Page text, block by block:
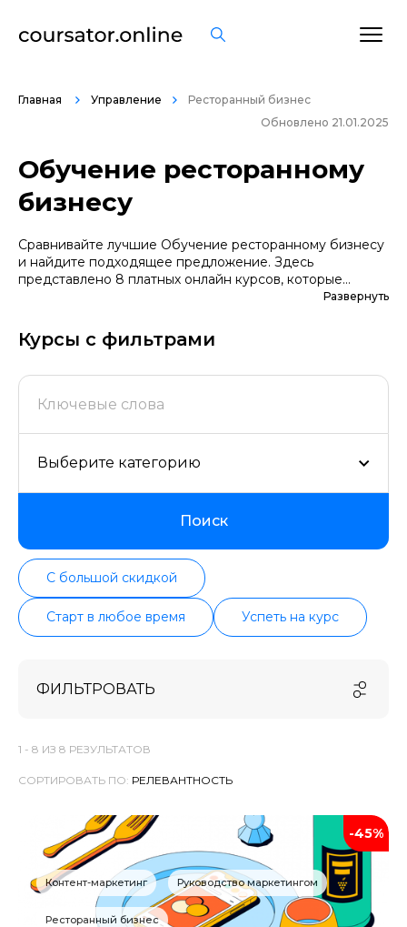
Главная Управление
Ресторанный бизнес
Обновлено 21.01.2025
Обучение ресторанному
бизнесу
Сравнивайте лучшие Обучение ресторанному бизнесу
и найдите подходящее предложение. Здесь
представлено 8 платных онлайн курсов, которые
помогут вам стать грамотными специалистами. А если
попробуйте бесплатные варианты. Большой выбор
обучающих программ по цене, продолжительности,
поддерживаем информацию о всех курсах
проверенных школ в актуальном состоянии.
Развернуть
Курсы с фильтрами
Выберите категорию
Поиск
С большой скидкой
Старт в любое время Успеть на курс
ФИЛЬТРОВАТЬ
1 - 8 ИЗ 8 РЕЗУЛЬТАТОВ
СОРТИРОВАТЬ ПО:
-45%
Контент-маркетинг Руководство маркетингом
Ресторанный бизнес